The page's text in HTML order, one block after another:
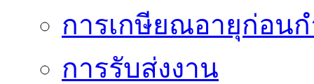
การเกษียณอายุก่อน
การรับส่งงาน